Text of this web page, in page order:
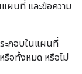
ผนที่ และข้อความ
ระกอบในแผนที่
รือทั้งหมด หรือไม่